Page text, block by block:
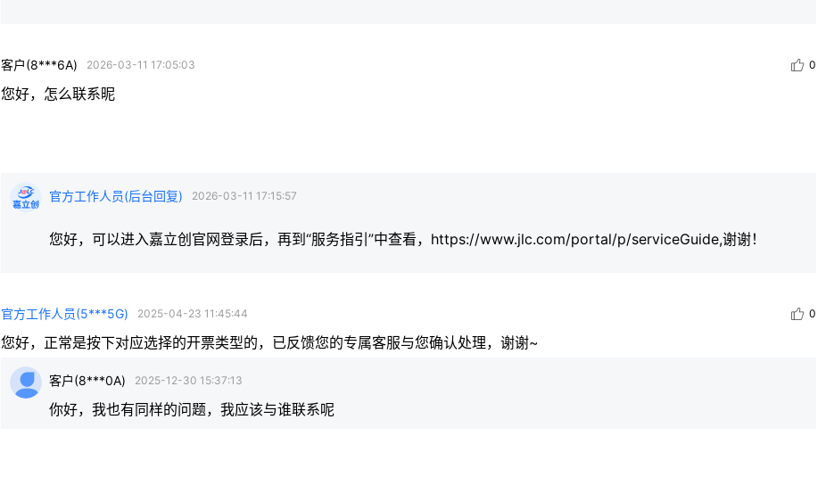
客户(8***6A) 2026-03-11 17:05:03 0
官方工作人员(后台回复) 2026-03-11 17:15:57
您好，可以进入嘉立创官网登录后，再到“服务指引”中查看，https://www.jlc.com/portal/p/serviceGuide,谢谢！
官方工作人员(5***5G) 2025-04-23 11:45:44 0
您好，正常是按下对应选择的开票类型的，已反馈您的专属客服与您确认处理，谢谢~
客户(8***0A) 2025-12-30 15:37:13
你好，我也有同样的问题，我应该与谁联系呢